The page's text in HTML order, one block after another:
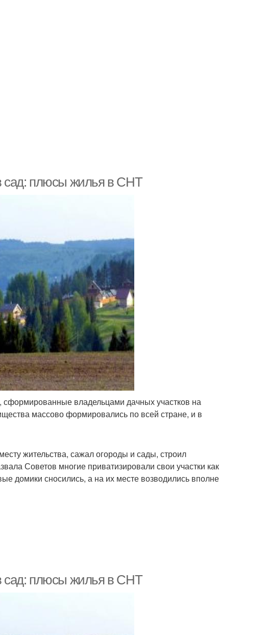
плюсы жилья в СНТ
владельцами дачных участков на
массово формировались по всей стране, и в
жительства, сажал огороды и сады, строил
Советов многие приватизировали свои участки как
домики сносились, а на их месте возводились вполне
плюсы жилья в СНТ